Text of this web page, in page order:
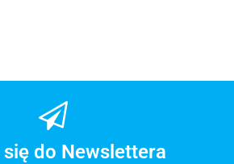
do Newslettera